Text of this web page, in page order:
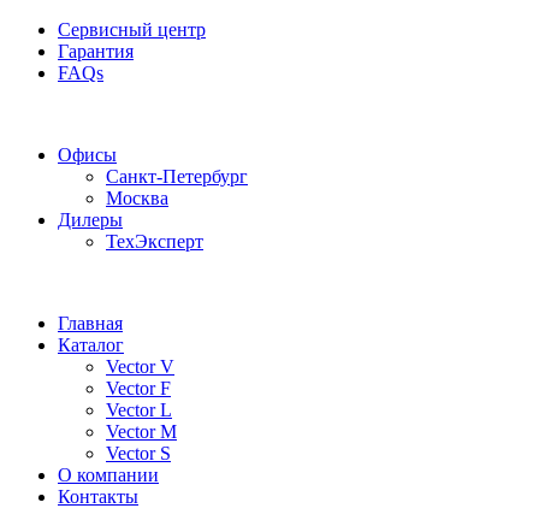
Сервисный центр
Гарантия
FAQs
Офисы
Санкт-Петербург
Москва
Дилеры
ТехЭксперт
Главная
Каталог
Vector V
Vector F
Vector L
Vector M
Vector S
О компании
Контакты